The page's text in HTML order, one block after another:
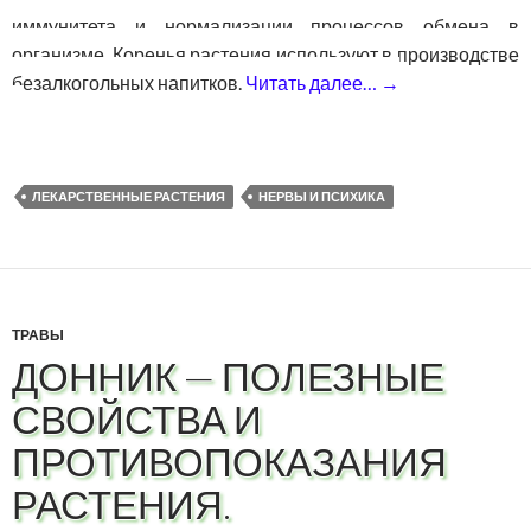
иммунитета и нормализации процессов обмена в
организме. Коренья растения используют в производстве
безалкогольных напитков. Читать далее… →
ЛЕКАРСТВЕННЫЕ РАСТЕНИЯ НЕРВЫ И ПСИХИКА
ТРАВЫ
ДОННИК — ПОЛЕЗНЫЕ
СВОЙСТВА И
ПРОТИВОПОКАЗАНИЯ
РАСТЕНИЯ.